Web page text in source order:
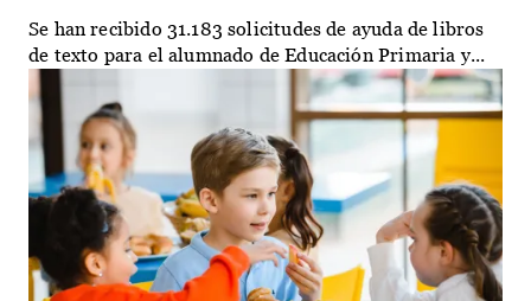
Se han recibido 31.183 solicitudes de ayuda de libros
de texto para el alumnado de Educación Primaria y...